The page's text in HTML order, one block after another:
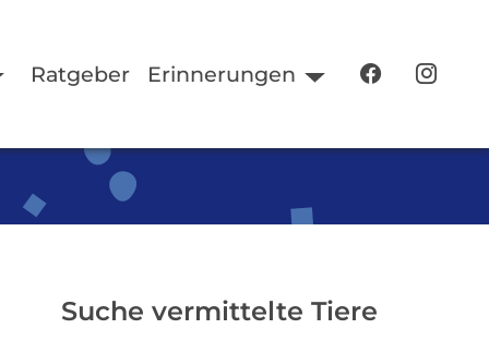
Ratgeber Erinnerungen
Suche vermittelte Tiere